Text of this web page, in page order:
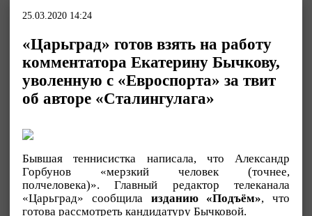
25.03.2020 14:24
«Царьград» готов взять на работу
комментатора Екатерину Бычкову,
уволенную с «Евроспорта» за твит
об авторе «Сталингулага»
Бывшая теннисистка написала, что Александр
Горбунов «мерзкий человек (точнее,
полчеловека)». Главный редактор телеканала
«Царьград» сообщила изданию «Подъём», что
готова рассмотреть кандидатуру Бычковой.